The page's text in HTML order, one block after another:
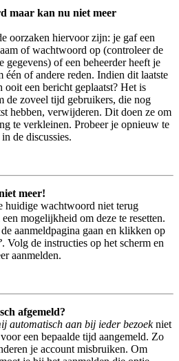
maar kan nu niet meer
oorzaken hiervoor zijn: je gaf een
of wachtwoord op (controleer de
gegevens) of een beheerder heeft je
of andere reden. Indien dit laatste
ooit een bericht geplaatst? Het is
de zoveel tijd gebruikers, die nog
hebben, verwijderen. Dit doen ze om
te verkleinen. Probeer je opnieuw te
de discussies.
meer!
huidige wachtwoord niet terug
mogelijkheid om deze te resetten.
aanmeldpagina gaan en klikken op
. Volg de instructies op het scherm en
aanmelden.
afgemeld?
automatisch aan bij ieder bezoekniet
een bepaalde tijd aangemeld. Zo
je account misbruiken. Om